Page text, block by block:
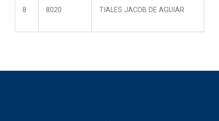
8 8020 TIALES JACOB DE AGUIAR